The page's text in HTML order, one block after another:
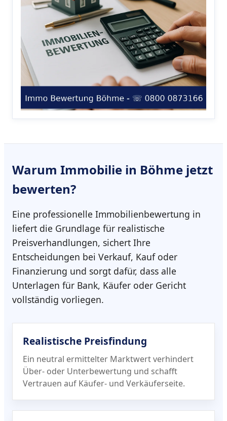
Warum Immobilie in Böhme jetzt
bewerten?
Eine professionelle Immobilienbewertung in
liefert die Grundlage für realistische
Preisverhandlungen, sichert Ihre
Entscheidungen bei Verkauf, Kauf oder
Finanzierung und sorgt dafür, dass alle
Unterlagen für Bank, Käufer oder Gericht
vollständig vorliegen.
Realistische Preisfindung
Ein neutral ermittelter Marktwert verhindert
Über- oder Unterbewertung und schafft
Vertrauen auf Käufer- und Verkäuferseite.